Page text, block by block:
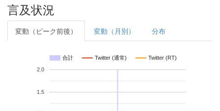
言及状況
変動（ピーク前後） 変動（月別） 分布
合計 Twitter (通常) Twitter (RT)
1.5
2.0